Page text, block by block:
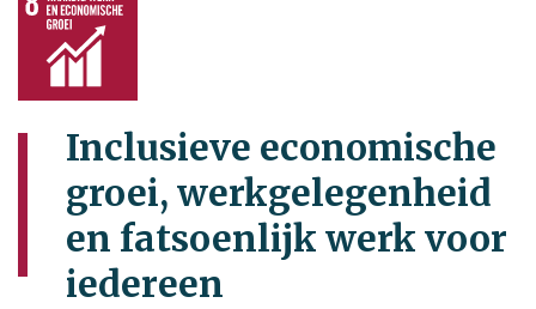
Inclusieve economische
groei, werkgelegenheid
en fatsoenlijk werk voor
iedereen